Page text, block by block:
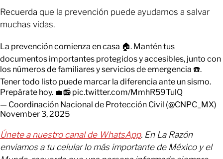
Recuerda que la prevención puede ayudarnos a salvar
muchas vidas.
La prevención comienza en casa 🏠. Mantén tus
documentos importantes protegidos y accesibles, junto con
los números de familiares y servicios de emergencia ☎️.
Tener todo listo puede marcar la diferencia ante un sismo.
Prepárate hoy. 💼📻 pic.twitter.com/MmhR59TulQ
— Coordinación Nacional de Protección Civil (@CNPC_MX)
November 3, 2025
Únete a nuestro canal de WhatsApp. En La Razón
enviamos a tu celular lo más importante de México y el